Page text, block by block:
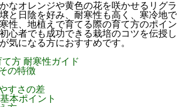
なオレンジや黄色の花を咲かせるリグ
と日陰を好み、耐寒性も高く、寒冷地
性、地植えで育てる際の育て方のポイ
心者でも成功できる栽培のコツを伝授
気になる方におすすめです。
方 耐寒性ガイド
の特徴
すさの差
本ポイント